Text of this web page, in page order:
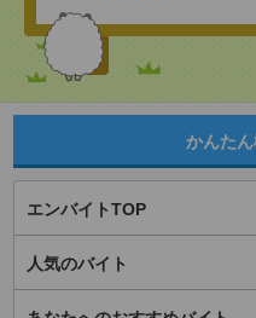
かんた
エンバイトTOP
人気のバイト